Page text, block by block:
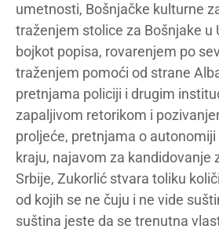
umetnosti, Bošnjačke kulturne
traženjem stolice za Bošnjake u
bojkot popisa, rovarenjem po
traženjem pomoći od strane
pretnjama policiji i drugim
zapaljivom retorikom i
proljeće, pretnjama o autonomiji
kraju, najavom za kandidovanje
Srbije, Zukorlić stvara toliku
od kojih se ne čuju i ne vide
suština jeste da se trenutna